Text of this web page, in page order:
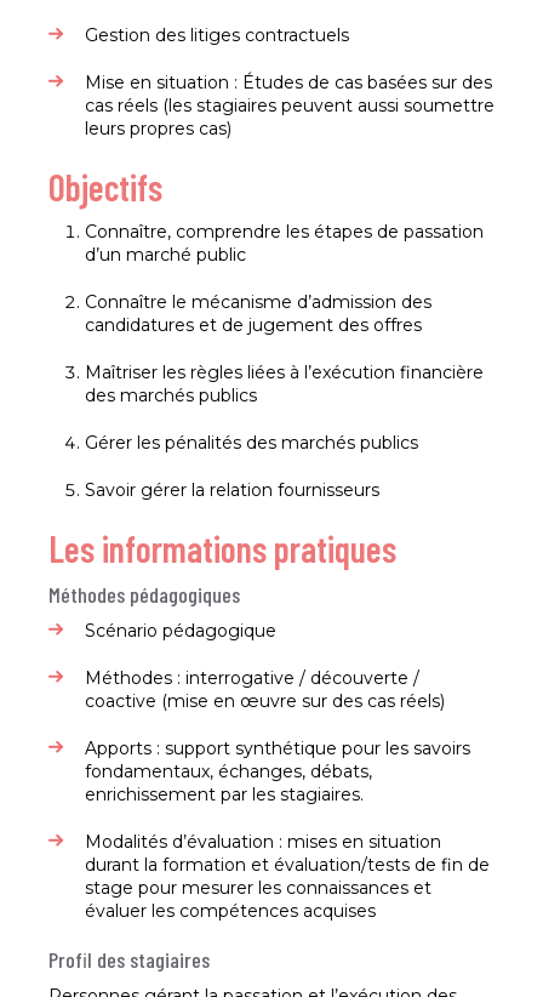
Gestion des litiges contractuels​
Mise en situation : Études de cas basées sur des
cas réels (les stagiaires peuvent aussi soumettre
leurs propres cas) ​​
Objectifs
Connaître, comprendre les étapes de passation
d’un marché public​
Connaître le mécanisme d’admission des
candidatures et de jugement des offres​
Maîtriser les règles liées à l’exécution financière
des marchés publics​
Gérer les pénalités des marchés publics​
Savoir gérer la relation fournisseurs ​
Les informations pratiques
Méthodes pédagogiques
Scénario pédagogique​
Méthodes : interrogative / découverte /
coactive (mise en œuvre sur des cas réels)​
Apports : support synthétique pour les savoirs
fondamentaux, échanges, débats,
enrichissement par les stagiaires.​
Modalités d’évaluation : mises en situation
durant la formation et évaluation/tests de fin de
stage pour mesurer les connaissances et
évaluer les compétences acquises​
Profil des stagiaires